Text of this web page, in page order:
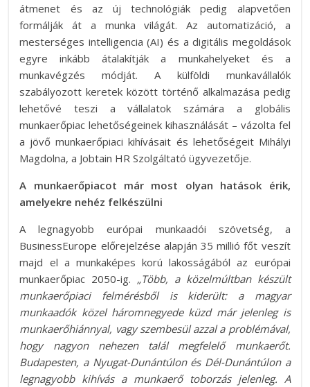
átmenet és az új technológiák pedig alapvetően
formálják át a munka világát. Az automatizáció, a
mesterséges intelligencia (AI) és a digitális megoldások
egyre inkább átalakítják a munkahelyeket és a
munkavégzés módját. A külföldi munkavállalók
szabályozott keretek között történő alkalmazása pedig
lehetővé teszi a vállalatok számára a globális
munkaerőpiac lehetőségeinek kihasználását – vázolta fel
a jövő munkaerőpiaci kihívásait és lehetőségeit Mihályi
Magdolna, a Jobtain HR Szolgáltató ügyvezetője.
A munkaerőpiacot már most olyan hatások érik,
amelyekre nehéz felkészülni
A legnagyobb európai munkaadói szövetség, a
BusinessEurope előrejelzése alapján 35 millió főt veszít
majd el a munkaképes korú lakosságából az európai
munkaerőpiac 2050-ig. „Több, a közelmúltban készült
munkaerőpiaci felmérésből is kiderült: a magyar
munkaadók közel háromnegyede küzd már jelenleg is
munkaerőhiánnyal, vagy szembesül azzal a problémával,
hogy nagyon nehezen talál megfelelő munkaerőt.
Budapesten, a Nyugat-Dunántúlon és Dél-Dunántúlon a
legnagyobb kihívás a munkaerő toborzás jelenleg. A